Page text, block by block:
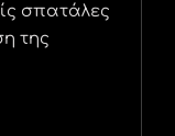
σπατάλες
της